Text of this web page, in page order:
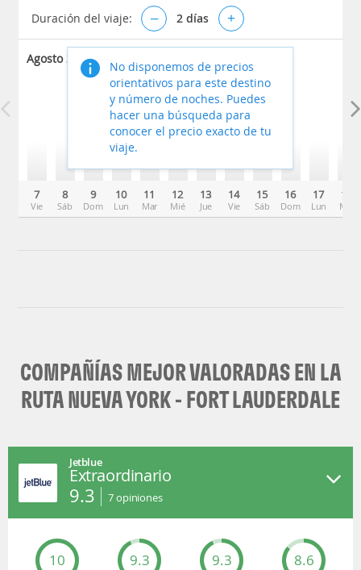
Duración del viaje: – 2 días +
Agosto 2026
7
Vie
8
Sáb
9
Dom
10
Lun
11
Mar
12
Mié
13
Jue
14
Vie
15
Sáb
16
Dom
17
Lun
18
Mar
No disponemos de precios
orientativos para este destino
y número de noches. Puedes
hacer una búsqueda para
conocer el precio exacto de tu
viaje.
COMPAÑÍAS MEJOR VALORADAS EN LA
RUTA NUEVA YORK - FORT LAUDERDALE
Jetblue
Extraordinario
9.3 7opiniones
10 9.3 9.3 8.6